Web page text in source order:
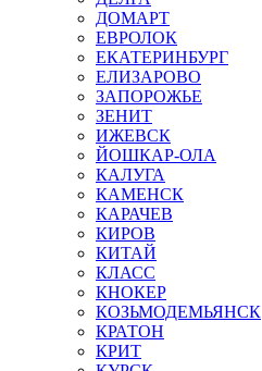
ДОМАРТ
ЕВРОЛОК
ЕКАТЕРИНБУРГ
ЕЛИЗАРОВО
ЗАПОРОЖЬЕ
ЗЕНИТ
ИЖЕВСК
ЙОШКАР-ОЛА
КАЛУГА
КАМЕНСК
КАРАЧЕВ
КИРОВ
КИТАЙ
КЛАСС
КНОКЕР
КОЗЬМОДЕМЬЯНСК
КРАТОН
КРИТ